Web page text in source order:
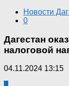
Новости
0
Дагестан
налоговой
04.11.2024 13:15